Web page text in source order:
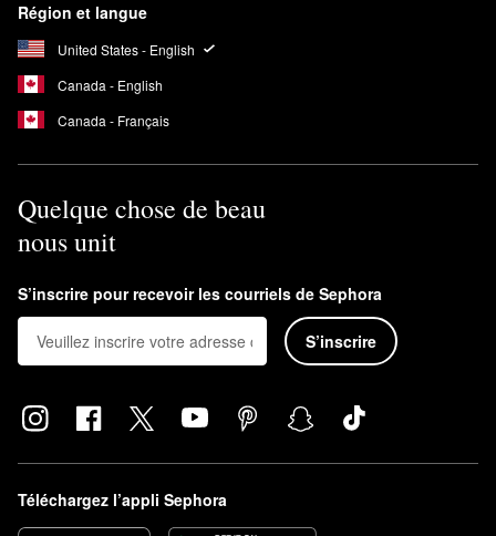
Région et langue
United States - English
Canada - English
Canada - Français
Quelque chose de beau
nous unit
S’inscrire pour recevoir les courriels de Sephora
S’inscrire
Téléchargez l’appli Sephora